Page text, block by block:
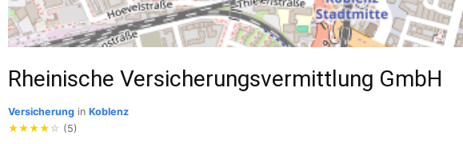
Rheinische Versicherungsvermittlung GmbH
Versicherung in Koblenz
★★★★ ☆ (5)